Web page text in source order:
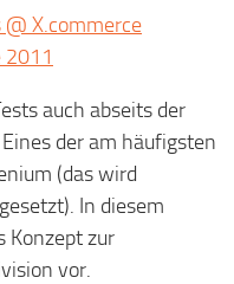
X.commerce
2011
auch abseits der
der am häufigsten
(das wird
In diesem
Konzept zur
vor.